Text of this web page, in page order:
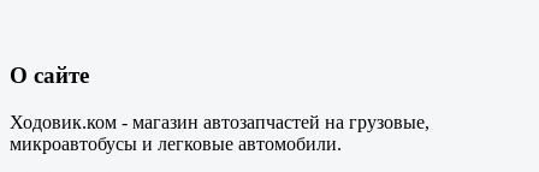
О сайте
Ходовик.ком - магазин автозапчастей на грузовые,
микроавтобусы и легковые автомобили.